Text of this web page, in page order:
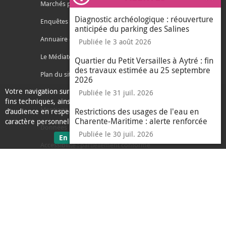
Votre navigation sur ce site nécessite l’usage de cookies pour des
fins techniques, ainsi que des cookies anonymisés de mesure
d’audience en respect de la législation relative aux données à
caractère personnel.
En savoir plussur les données personnelles
J'ai compris
le message
Diagnostic archéologique : réouverture
anticipée du parking des Salines
Publiée le 3 août 2026
Quartier du Petit Versailles à Aytré : fin
des travaux estimée au 25 septembre
2026
Publiée le 31 juil. 2026
Restrictions des usages de l'eau en
Charente-Maritime : alerte renforcée
Publiée le 30 juil. 2026
Marchés publics
Enquêtes publiques
Annuaire des services
Le Médiateur de l'Agglo
Plan du site
Contacter l'agglo
Mentions légales
Accessibilité : partiellement conforme